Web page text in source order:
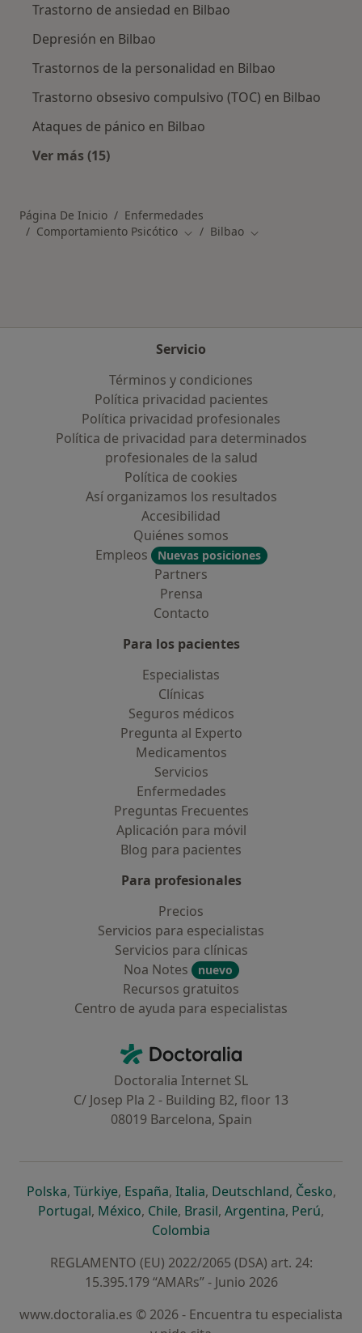
Trastorno de ansiedad en Bilbao
Depresión en Bilbao
Trastornos de la personalidad en Bilbao
Trastorno obsesivo compulsivo (TOC) en Bilbao
Ataques de pánico en Bilbao
Ver más (15)
Página De Inicio
Enfermedades
Comportamiento Psicótico Cambiar de ciudad
Bilbao Cambiar de ciudad
Servicio
Términos y condiciones
Política privacidad pacientes
Política privacidad profesionales
Política de privacidad para determinados
profesionales de la salud
Política de cookies
Así organizamos los resultados
Accesibilidad
Quiénes somos
Empleos
Nuevas posiciones
Partners
Prensa
Contacto
Para los pacientes
Especialistas
Clínicas
Seguros médicos
Pregunta al Experto
Medicamentos
Servicios
Enfermedades
Preguntas Frecuentes
Aplicación para móvil
Blog para pacientes
Para profesionales
Precios
Servicios para especialistas
Servicios para clínicas
Noa Notes
nuevo
Recursos gratuitos
Centro de ayuda para especialistas
Doctoralia - Página de inicio
Doctoralia Internet SL
C/ Josep Pla 2 - Building B2, floor 13
08019 Barcelona, Spain
Polskase abre en una nueva pestaña
, Türkiyese abre en una nueva pestaña
, Españase abre en una nueva pestaña
, Italiase abre en una nueva
, Deutschlandse abre en
, Českose
,
Portugalse abre en una nueva pestaña
, Méxicose abre en una nueva pestaña
, Chilese abre en una nueva pestaña
, Brasilse abre en una nueva
, Argentinase abre en
, Perúse
,
Colombia
REGLAMENTO (EU) 2022/2065 (DSA) art. 24:
15.395.179 “AMARs” - Junio 2026
www.doctoralia.es © 2026 - Encuentra tu especialista